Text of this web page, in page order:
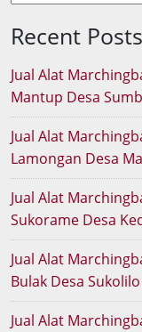
Recent Posts
Jual Alat
Mantup Desa
Jual Alat
Lamongan Desa
Jual Alat
Sukorame Desa
Jual Alat
Bulak Desa
Jual Alat